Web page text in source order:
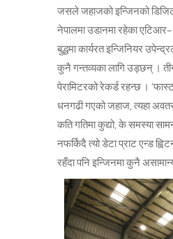
जसले जहाजको इन्जिनको
नेपालमा उडानमा रहेका
बुद्धमा कार्यरत इन्जिनियर
कुनै गन्तव्यका लागि उड्छन् ।
पेरामिटरको रेकर्ड रहन्छ ।
धनगढी गएको जहाज, त्यहा
कति गतिमा कुद्यो, के समस्या
नफर्किदै त्यो डेटा प्राट एन्ड
रहँदा पनि इन्जिनमा कुनै